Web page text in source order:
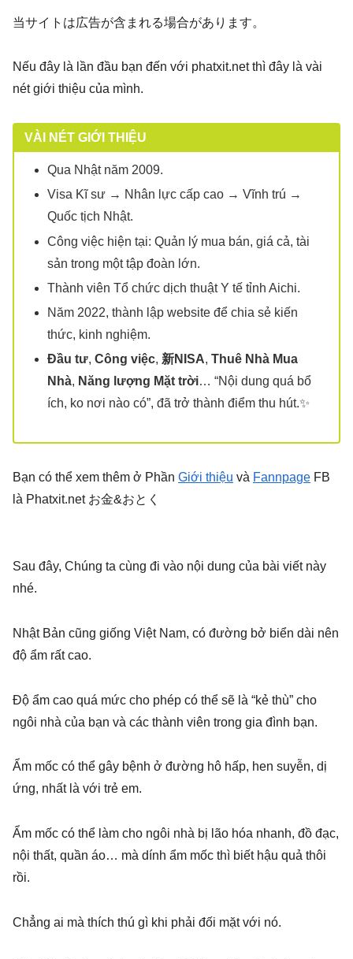
当サイトは広告が含まれる場合があります。
Nếu đây là lần đầu bạn đến với phatxit.net thì đây là vài
nét giới thiệu của mình.
VÀI NÉT GIỚI THIỆU
Qua Nhật năm 2009.
Visa Kĩ sư → Nhân lực cấp cao → Vĩnh trú →
Quốc tịch Nhật.
Công việc hiện tại: Quản lý mua bán, giá cả, tài
sản trong một tập đoàn lớn.
Thành viên Tổ chức dịch thuật Y tế tỉnh Aichi.
Năm 2022, thành lập website để chia sẻ kiến
thức, kinh nghiệm.
Đầu tư, Công việc, 新NISA, Thuê Nhà Mua
Nhà, Năng lượng Mặt trời… “Nội dung quá bổ
ích, ko nơi nào có”, đã trở thành điểm thu hút.✨
Bạn có thể xem thêm ở Phần Giới thiệu và Fannpage FB
là Phatxit.net お金&おとく
Sau đây, Chúng ta cùng đi vào nội dung của bài viết này
nhé.
Nhật Bản cũng giống Việt Nam, có đường bở biển dài nên
độ ẩm rất cao.
Độ ẩm cao quá mức cho phép có thể sẽ là “kẻ thù” cho
ngôi nhà của bạn và các thành viên trong gia đình bạn.
Ẩm mốc có thể gây bệnh ở đường hô hấp, hen suyễn, dị
ứng, nhất là với trẻ em.
Ẩm mốc có thể làm cho ngôi nhà bị lão hóa nhanh, đồ đạc,
nội thất, quần áo… mà dính ẩm mốc thì biết hậu quả thôi
rồi.
Chẳng ai mà thích thú gì khi phải đối mặt với nó.